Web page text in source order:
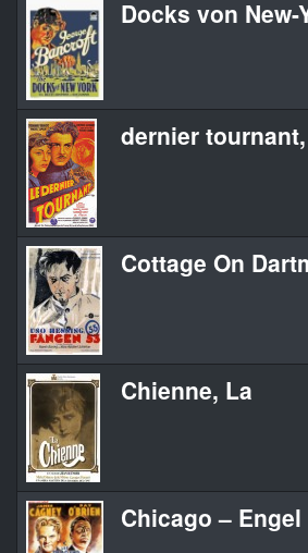
Docks von New-
dernier
Cottage On
Chienne, La
Chicago –